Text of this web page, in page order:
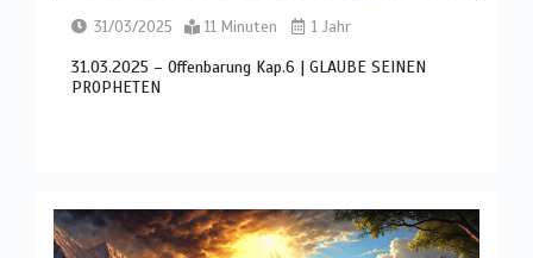
31/03/2025 11 Minuten 1 Jahr
31.03.2025 – Offenbarung Kap.6 | GLAUBE SEINEN
PROPHETEN